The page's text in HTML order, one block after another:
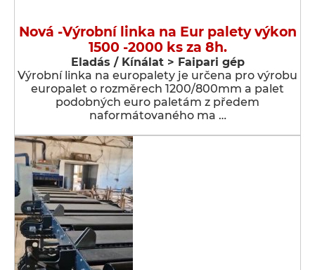
Nová -Výrobní linka na Eur palety výkon
1500 -2000 ks za 8h.
Eladás / Kínálat > Faipari gép
Výrobní linka na europalety je určena pro výrobu
europalet o rozměrech 1200/800mm a palet
podobných euro paletám z předem
naformátovaného ma …